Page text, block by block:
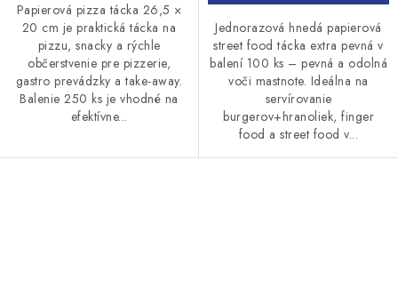
Papierová pizza tácka 26,5 ×
20 cm je praktická tácka na
pizzu, snacky a rýchle
občerstvenie pre pizzerie,
gastro prevádzky a take-away.
Balenie 250 ks je vhodné na
efektívne...
Jednorazová hnedá papierová
street food tácka extra pevná v
balení 100 ks – pevná a odolná
voči mastnote. Ideálna na
servírovanie
burgerov+hranoliek, finger
food a street food v...